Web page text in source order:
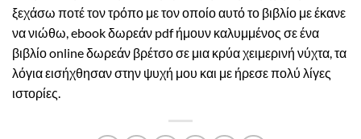
ξεχάσω ποτέ τον τρόπο με τον οποίο αυτό το βιβλίο με έκανε
να νιώθω, ebook δωρεάν pdf ήμουν καλυμμένος σε ένα
βιβλίο online δωρεάν βρέτσο σε μια κρύα χειμερινή νύχτα, τα
λόγια εισήχθησαν στην ψυχή μου και με ήρεσε πολύ λίγες
ιστορίες.